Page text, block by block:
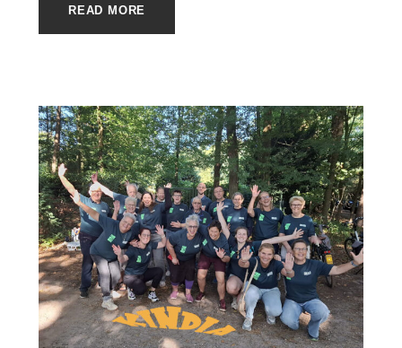
READ MORE